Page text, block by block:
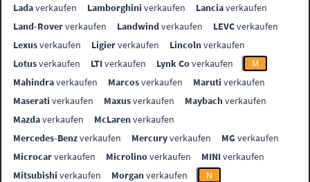
Ladaverkaufen Lamborghini verkaufen Lanciaverkaufen
Land-Roververkaufen Landwindverkaufen LEVCverkaufen
Lexusverkaufen Ligierverkaufen Lincolnverkaufen
Lotusverkaufen LTIverkaufen Lynk Coverkaufen
M
Mahindraverkaufen Marcosverkaufen Maruti verkaufen
Maserati verkaufen Maxusverkaufen Maybachverkaufen
Mazdaverkaufen McLarenverkaufen
Mercedes-Benzverkaufen Mercuryverkaufen MGverkaufen
Microcarverkaufen Microlinoverkaufen MINIverkaufen
Mitsubishi verkaufen Morganverkaufen
N